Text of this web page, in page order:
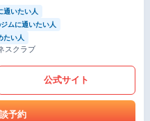
通いたい人
ムに通いたい人
たい人
スクラブ
公式サイト
予約